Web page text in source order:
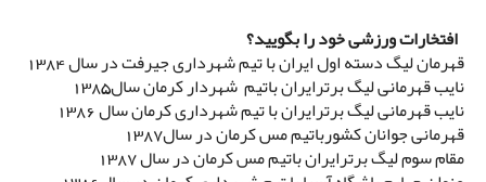
افتخارات ورزشی خود را بگویید؟
قهرمان لیگ دسته اول ایران با تیم شهرداری جیرفت در سال 1384
نایب قهرمانی لیگ برترایران باتیم شهردار کرمان سال1385
نایب قهرمانی لیگ برترایران با تیم شهرداری کرمان سال 1386
قهرمانی جوانان کشورباتیم مس کرمان در سال1387
مقام سوم لیگ برترایران باتیم مس کرمان در سال 1387